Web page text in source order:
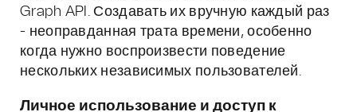
Graph API. Создавать их вручную каждый раз
- неоправданная трата времени, особенно
когда нужно воспроизвести поведение
нескольких независимых пользователей.
Личное использование и доступ к